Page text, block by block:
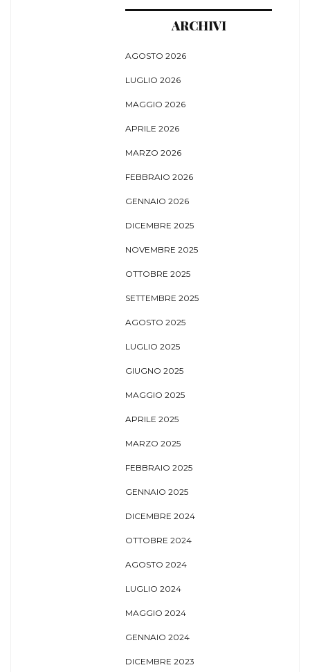
ARCHIVI
AGOSTO 2026
LUGLIO 2026
MAGGIO 2026
APRILE 2026
MARZO 2026
FEBBRAIO 2026
GENNAIO 2026
DICEMBRE 2025
NOVEMBRE 2025
OTTOBRE 2025
SETTEMBRE 2025
AGOSTO 2025
LUGLIO 2025
GIUGNO 2025
MAGGIO 2025
APRILE 2025
MARZO 2025
FEBBRAIO 2025
GENNAIO 2025
DICEMBRE 2024
OTTOBRE 2024
AGOSTO 2024
LUGLIO 2024
MAGGIO 2024
GENNAIO 2024
DICEMBRE 2023